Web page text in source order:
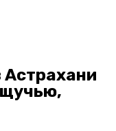
Астрахани
щучью,